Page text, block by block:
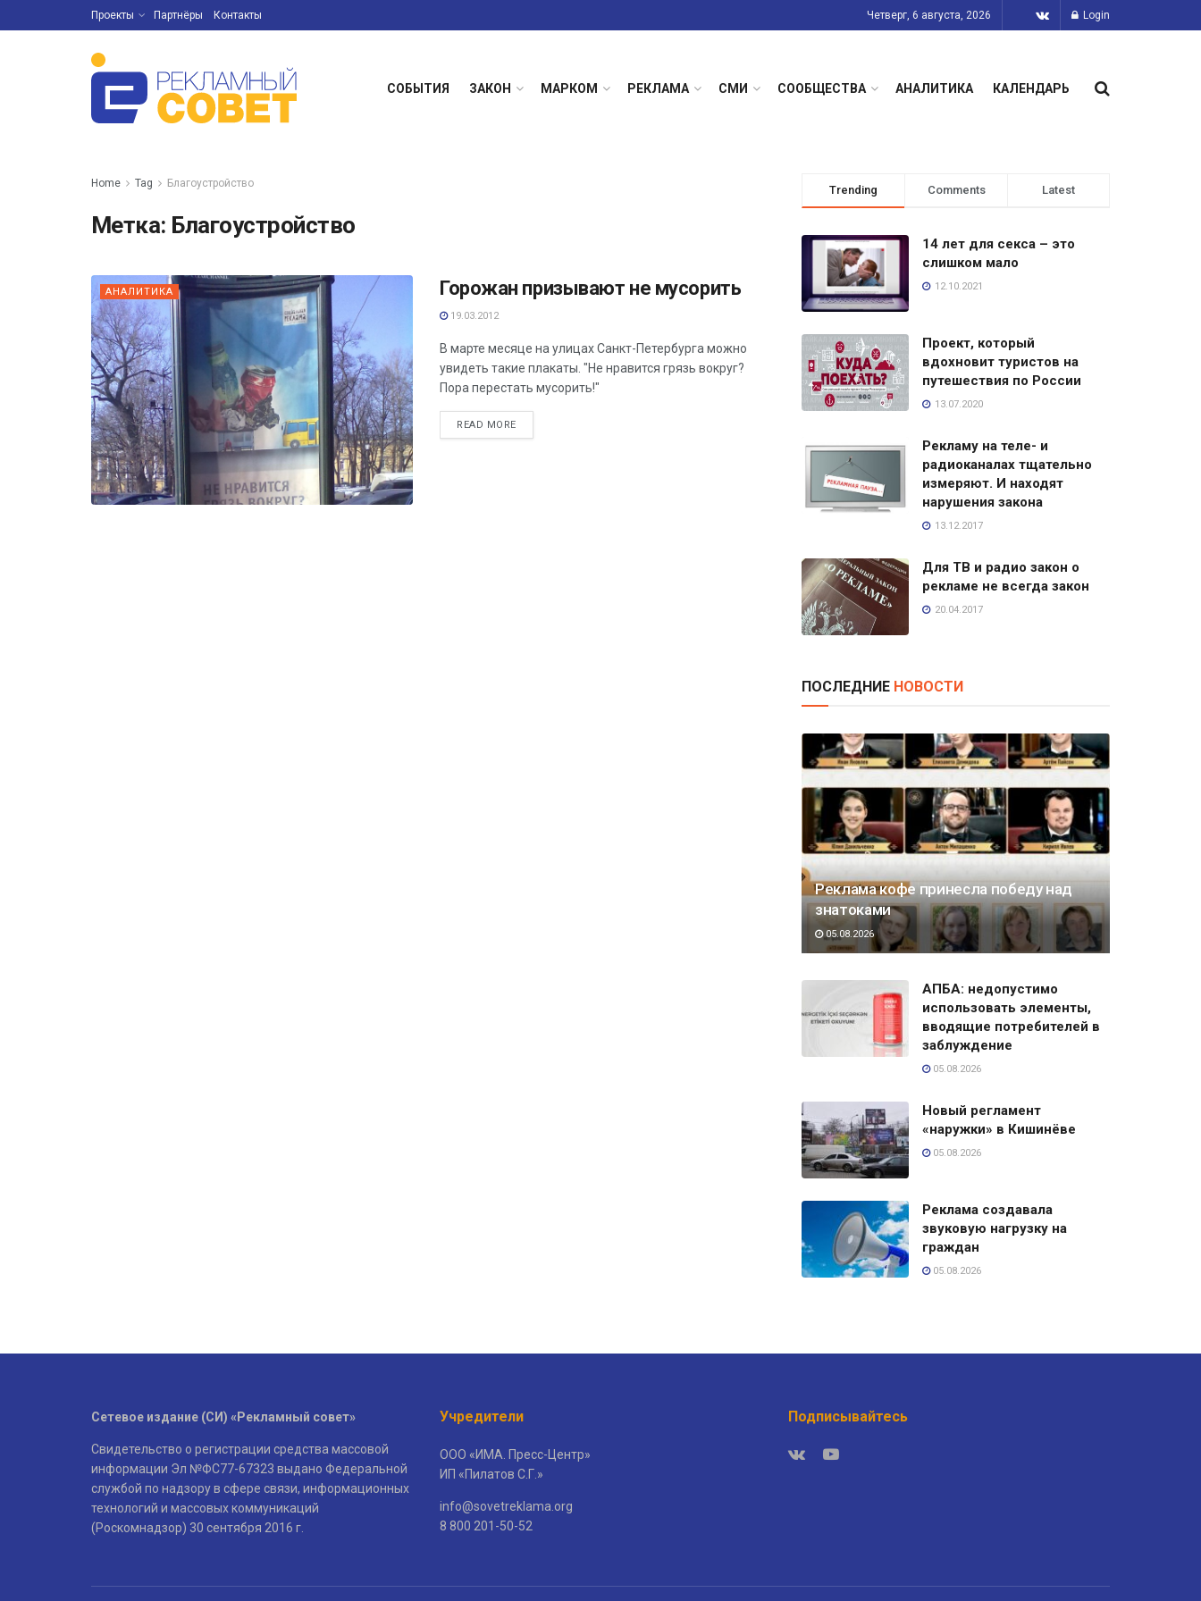
Проекты Партнёры Контакты Четверг, 6 августа, 2026 Login
СОБЫТИЯ ЗАКОН МАРКОМ РЕКЛАМА СМИ СООБЩЕСТВА АНАЛИТИКА КАЛЕНДАРЬ
Home Tag Благоустройство
Метка: Благоустройство
АНАЛИТИКА Горожан призывают не мусорить
19.03.2012
В марте месяце на улицах Санкт-Петербурга можно
увидеть такие плакаты. "Не нравится грязь вокруг?
Пора перестать мусорить!"
READ MORE
Trending Comments Latest
14 лет для секса – это
слишком мало
12.10.2021
Проект, который
вдохновит туристов на
путешествия по России
13.07.2020
Рекламу на теле- и
радиоканалах тщательно
измеряют. И находят
нарушения закона
13.12.2017
Для ТВ и радио закон о
рекламе не всегда закон
20.04.2017
ПОСЛЕДНИЕ НОВОСТИ
Реклама кофе принесла победу над
знатоками
05.08.2026
АПБА: недопустимо
использовать элементы,
вводящие потребителей в
заблуждение
05.08.2026
Новый регламент
«наружки» в Кишинёве
05.08.2026
Реклама создавала
звуковую нагрузку на
граждан
05.08.2026
Сетевое издание (СИ) «Рекламный совет»
Свидетельство о регистрации средства массовой
информации Эл №ФС77-67323 выдано Федеральной
службой по надзору в сфере связи, информационных
технологий и массовых коммуникаций
(Роскомнадзор) 30 сентября 2016 г.
Учредители
ООО «ИМА. Пресс-Центр»
ИП «Пилатов С.Г.»
info@sovetreklama.org
8 800 201-50-52
Подписывайтесь